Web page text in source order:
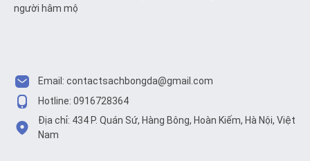
người hâm mộ
Email: contactsachbongda@gmail.com
Hotline: 0916728364
Địa chỉ: 434 P. Quán Sứ, Hàng Bông, Hoàn Kiếm, Hà Nội, Việt
Nam